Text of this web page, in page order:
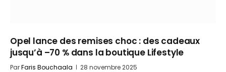
Opel lance des remises choc : des cadeaux
jusqu’à –70 % dans la boutique Lifestyle
ParFaris Bouchaala 28 novembre 2025